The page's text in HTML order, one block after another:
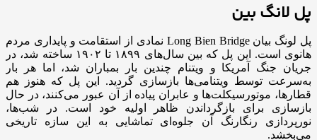
پل لانگ بین
پل لونگ بیان Long Bien Bridge نمادی از استقامت و پایداری مردم
هانوی است. این پل که بین سال‌های ۱۸۹۹ تا ۱۹۰۲ ساخته شد، در
جریان جنگ آمریکا و ویتنام چندین بار بمباران شد، اما هر بار
به‌سرعت توسط ویتنامی‌ها بازسازی گردید. این پل که هنوز هم
قطارها، موتورسیکلت‌ها و عابران پیاده از آن عبور می‌کنند، در حال
بازسازی برای بازگرداندن ظاهر اولیه خود است. در شب‌ها،
نورپردازی رنگارنگ آن جلوه‌ای تماشایی به این سازه تاریخی
می‌بخشد.